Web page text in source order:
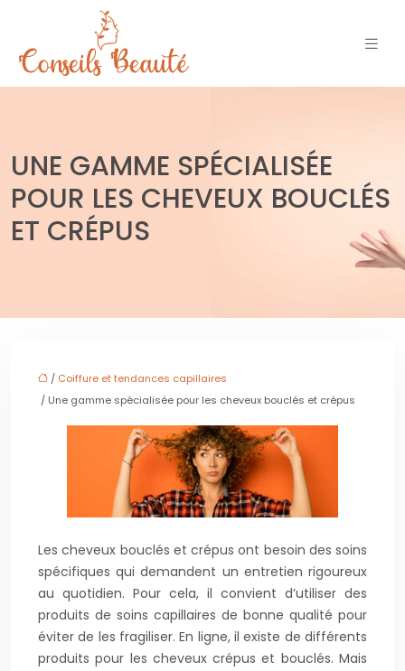
UNE GAMME SPÉCIALISÉE
POUR LES CHEVEUX BOUCLÉS
ET CRÉPUS
/ Coiffure et tendances capillaires
/ Une gamme spécialisée pour les cheveux bouclés et crépus
Les cheveux bouclés et crépus ont besoin des soins
spécifiques qui demandent un entretien rigoureux
au quotidien. Pour cela, il convient d’utiliser des
produits de soins capillaires de bonne qualité pour
éviter de les fragiliser. En ligne, il existe de différents
produits pour les cheveux crépus et bouclés. Mais